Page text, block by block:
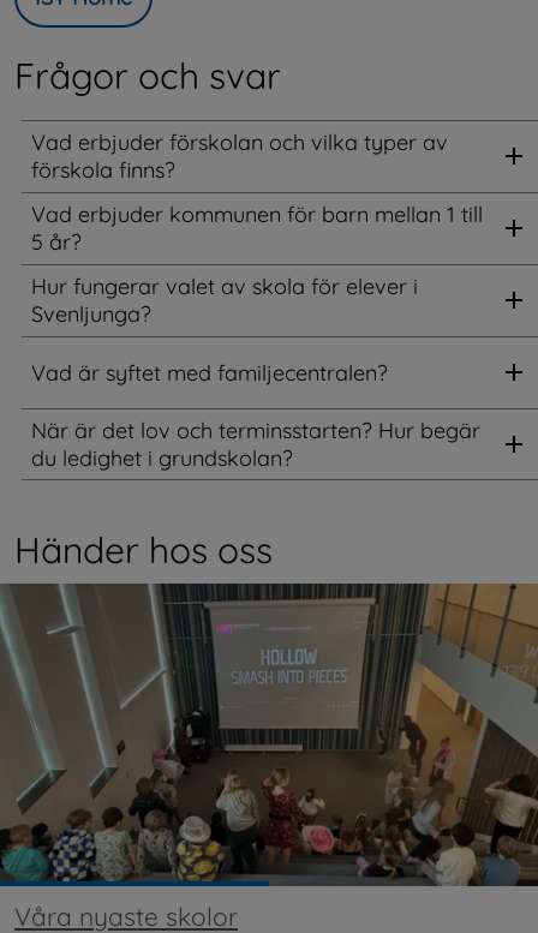
Frågor och svar
Vad erbjuder förskolan och vilka typer av
förskola finns?
Vad erbjuder kommunen för barn mellan 1 till
5 år?
Hur fungerar valet av skola för elever i
Svenljunga?
Vad är syftet med familjecentralen?
När är det lov och terminsstarten? Hur begär
du ledighet i grundskolan?
Händer hos oss
Våra nyaste skolor